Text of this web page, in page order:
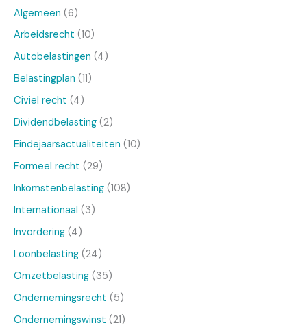
Algemeen (6)
Arbeidsrecht (10)
Autobelastingen (4)
Belastingplan (11)
Civiel recht (4)
Dividendbelasting (2)
Eindejaarsactualiteiten (10)
Formeel recht (29)
Inkomstenbelasting (108)
Internationaal (3)
Invordering (4)
Loonbelasting (24)
Omzetbelasting (35)
Ondernemingsrecht (5)
Ondernemingswinst (21)